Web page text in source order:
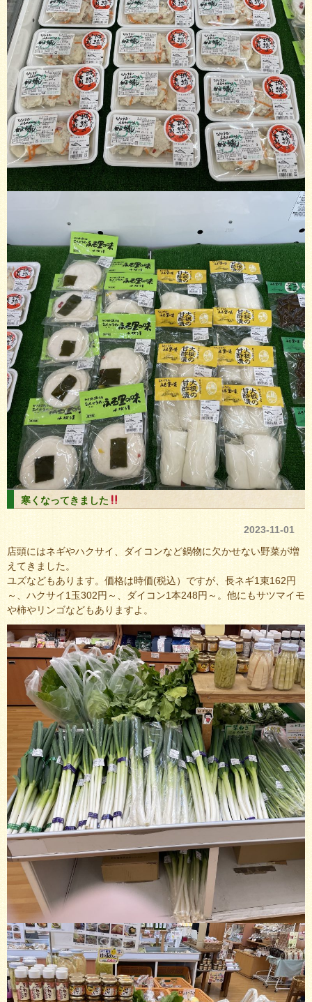
寒くなってきました
2023-11-01
店頭にはネギやハクサイ、ダイコンなど鍋物に欠かせない野菜が増
えてきました。
ユズなどもあります。価格は時価(税込）ですが、長ネギ1束162円
～、ハクサイ1玉302円～、ダイコン1本248円～。他にもサツマイモ
や柿やリンゴなどもありますよ。